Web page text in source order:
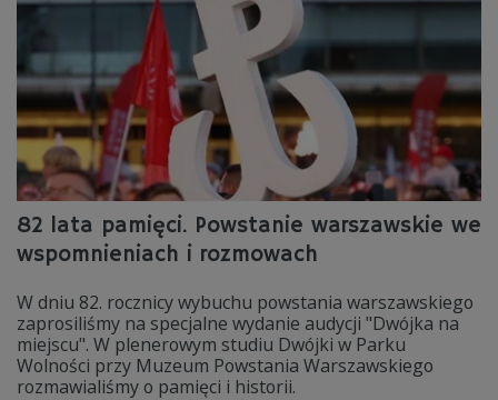
82 lata pamięci. Powstanie warszawskie we
wspomnieniach i rozmowach
W dniu 82. rocznicy wybuchu powstania warszawskiego
zaprosiliśmy na specjalne wydanie audycji "Dwójka na
miejscu". W plenerowym studiu Dwójki w Parku
Wolności przy Muzeum Powstania Warszawskiego
rozmawialiśmy o pamięci i historii.